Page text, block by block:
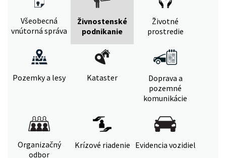
Všeobecná
vnútorná správa
Živnostenské
podnikanie
Životné
prostredie
Pozemky a lesy Kataster
Doprava a
pozemné
komunikácie
Organizačný
odbor
Krízové riadenie Evidencia vozidiel